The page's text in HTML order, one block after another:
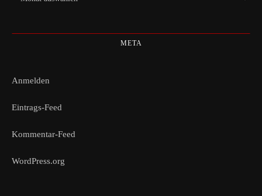
META
Anmelden
Eintrags-Feed
Kommentar-Feed
WordPress.org